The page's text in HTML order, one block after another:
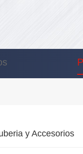
y Accesorios